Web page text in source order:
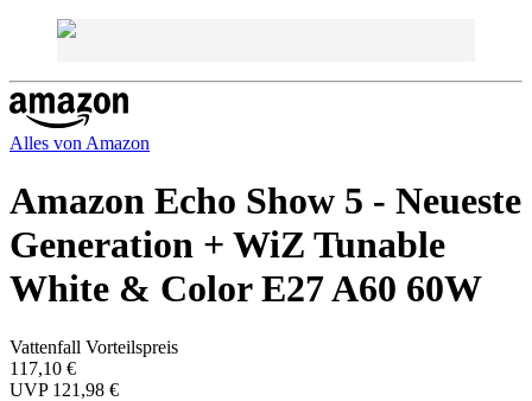
Alles von Amazon
Amazon Echo Show 5 - Neueste
Generation + WiZ Tunable
White & Color E27 A60 60W
Vattenfall Vorteilspreis
117,10 €
UVP 121,98 €